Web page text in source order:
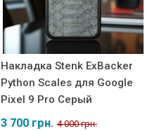
Накладка Stenk ExBacker
Python Scales для Google
Pixel 9 Pro Серый
3 700 грн. 4 000 грн.